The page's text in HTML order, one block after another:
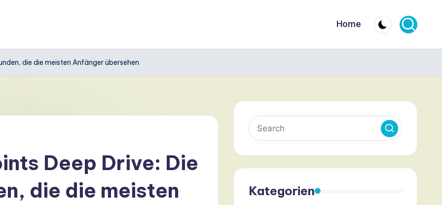
Home
die die meisten Anfänger übersehen
Deep Drive: Die
die die meisten
Kategorien